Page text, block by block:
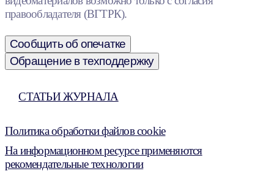
правообладателя (ВГТРК).
Сообщить об опечатке
Обращение в техподдержку
СТАТЬИ ЖУРНАЛА
Политика обработки файлов cookie
На информационном ресурсе применяются
рекомендательные технологии